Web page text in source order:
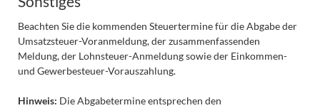
Beachten Sie die kommenden Steuertermine für die Abgabe der
Umsatzsteuer-Voranmeldung, der zusammenfassenden
Meldung, der Lohnsteuer-Anmeldung sowie der Einkommen-
und Gewerbesteuer-Vorauszahlung.
Hinweis: Die Abgabetermine entsprechen den